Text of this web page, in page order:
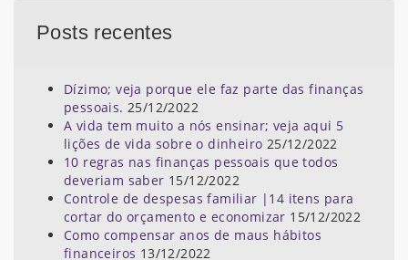
Posts recentes
Dízimo; veja porque ele faz parte das finanças
pessoais. 25/12/2022
A vida tem muito a nós ensinar; veja aqui 5
lições de vida sobre o dinheiro 25/12/2022
10 regras nas finanças pessoais que todos
deveriam saber 15/12/2022
Controle de despesas familiar |14 itens para
cortar do orçamento e economizar 15/12/2022
Como compensar anos de maus hábitos
financeiros 13/12/2022